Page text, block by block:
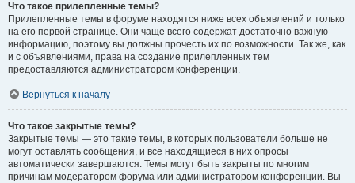
Что такое прилепленные темы?
Прилепленные темы в форуме находятся ниже всех объявлений и только
на его первой странице. Они чаще всего содержат достаточно важную
информацию, поэтому вы должны прочесть их по возможности. Так же, как
и с объявлениями, права на создание прилепленных тем
предоставляются администратором конференции.
Вернуться к началу
Что такое закрытые темы?
Закрытые темы — это такие темы, в которых пользователи больше не
могут оставлять сообщения, и все находящиеся в них опросы
автоматически завершаются. Темы могут быть закрыты по многим
причинам модератором форума или администратором конференции. Вы